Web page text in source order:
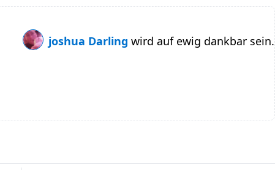
joshua Darling wird auf ewig dankbar sein.